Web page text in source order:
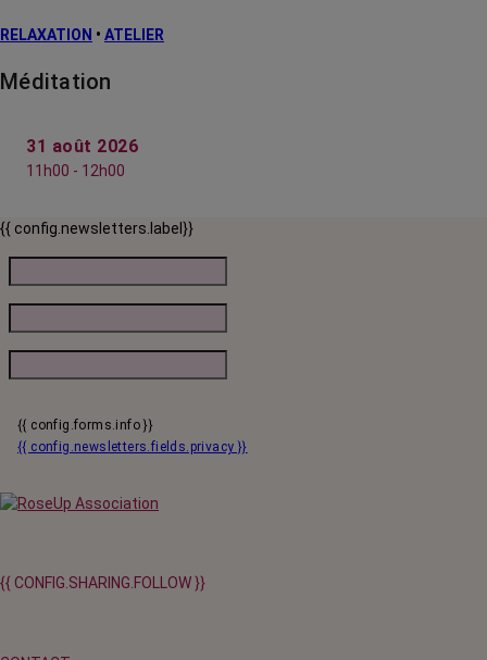
RELAXATION • ATELIER
Méditation
31 août 2026
11h00 - 12h00
{{ config.newsletters.label}}
{{ config.forms.info }}
{{ config.newsletters.fields.privacy }}
{{ CONFIG.SHARING.FOLLOW }}